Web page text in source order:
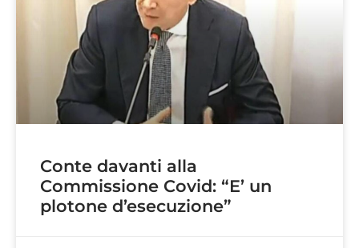
Conte davanti alla
Commissione Covid: “E’ un
plotone d’esecuzione”